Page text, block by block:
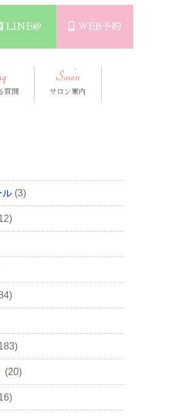
LINE@ WEB予約
質問
Salon
サロン案内
ル (3)
(20)